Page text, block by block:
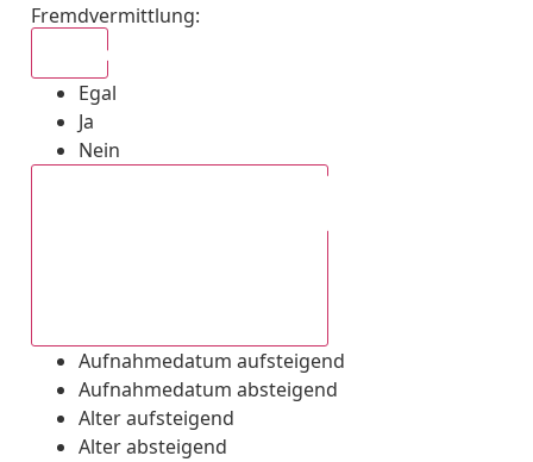
Fremdvermittlung:
Egal
Ja
Nein
Aufnahmedatum aufsteigend
Aufnahmedatum absteigend
Alter aufsteigend
Alter absteigend